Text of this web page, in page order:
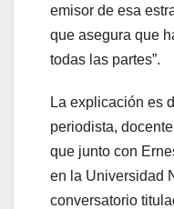
emisor de esa
que asegura que
todas las partes”.
La explicación es
periodista,
que junto con
en la Universidad
conversatorio